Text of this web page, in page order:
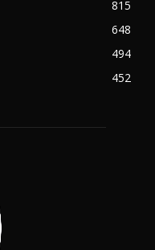
815
648
494
452